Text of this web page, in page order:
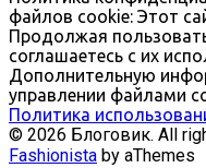
файлов сookie: Этот
Продолжая
соглашаетесь с их
Дополнительную
управлении файлами
Политика
© 2026 Блоговик. All
Fashionista by aThemes